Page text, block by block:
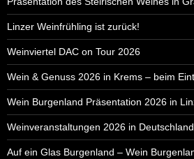
Linzer Weinfrühling ist zurück!
Weinviertel DAC on Tour 2026
Wein & Genuss 2026 in Krems – beim
Wein Burgenland Präsentation 2026 in
Weinveranstaltungen 2026 in Deutschland
Auf ein Glas Burgenland – Wein